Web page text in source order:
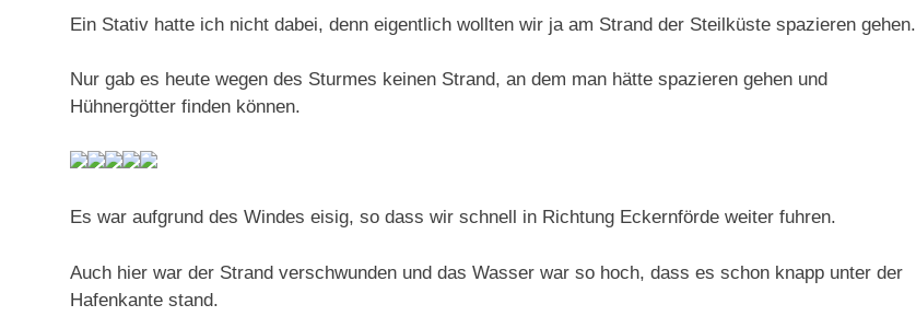
Ein Stativ hatte ich nicht dabei, denn eigentlich wollten wir ja am Strand der Steilküste spazieren gehen.
Nur gab es heute wegen des Sturmes keinen Strand, an dem man hätte spazieren gehen und
Hühnergötter finden können.
Es war aufgrund des Windes eisig, so dass wir schnell in Richtung Eckernförde weiter fuhren.
Auch hier war der Strand verschwunden und das Wasser war so hoch, dass es schon knapp unter der
Hafenkante stand.